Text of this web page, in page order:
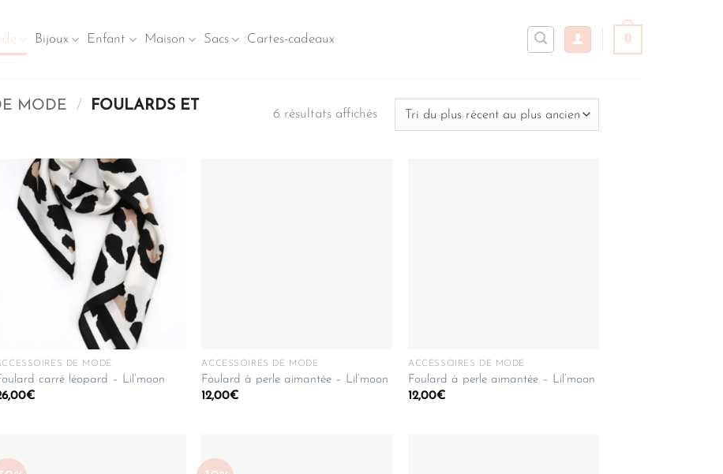
Bijoux Enfant Maison Sacs Cartes-cadeaux 0
MODE /
FOULARDS ET
6 résultats affichésTrié
DE MODE
carré léopard – Lil’moon
€
ACCESSOIRES DE MODE
Foulard à perle aimantée – Lil’moon
12,00€
ACCESSOIRES DE MODE
Foulard à perle aimantée – Lil’moon
12,00€